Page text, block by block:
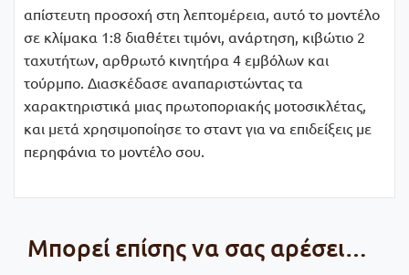
απίστευτη προσοχή στη λεπτομέρεια, αυτό το μοντέλο
σε κλίμακα 1:8 διαθέτει τιμόνι, ανάρτηση, κιβώτιο 2
ταχυτήτων, αρθρωτό κινητήρα 4 εμβόλων και
τούρμπο. Διασκέδασε αναπαριστώντας τα
χαρακτηριστικά μιας πρωτοποριακής μοτοσικλέτας,
και μετά χρησιμοποίησε το σταντ για να επιδείξεις με
περηφάνια το μοντέλο σου.
Μπορεί επίσης να σας αρέσει…